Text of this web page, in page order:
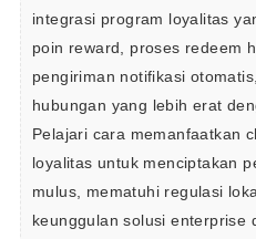
integrasi program loyalitas
poin reward, proses redeem
pengiriman notifikasi
hubungan yang lebih erat
Pelajari cara memanfaatkan
loyalitas untuk menciptakan
mulus, mematuhi regulasi
keunggulan solusi enterprise